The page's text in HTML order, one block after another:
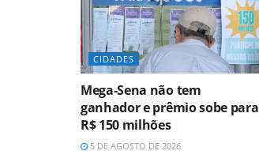
CIDADES
Mega-Sena não tem
ganhador e prêmio sobe para
R$ 150 milhões
5 DE AGOSTO DE 2026